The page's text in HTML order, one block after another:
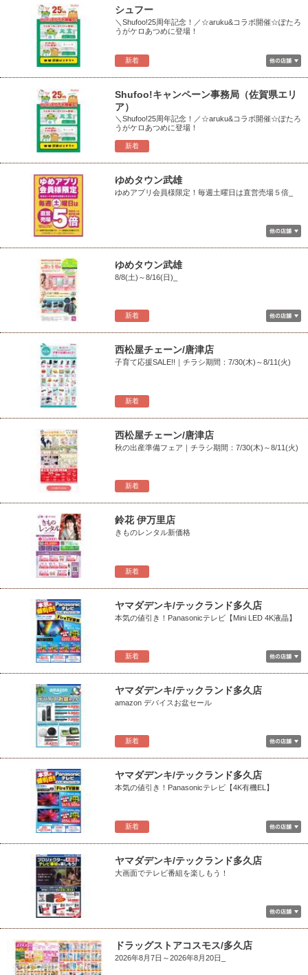
新着
シュフー
＼Shufoo!25周年記念！／☆aruku&コラボ開催☆ぽたろ
うがケロあつめに登場！
新着
Shufoo!キャンペーン事務局（佐賀県エリ
ア）
＼Shufoo!25周年記念！／☆aruku&コラボ開催☆ぽたろ
うがケロあつめに登場！
ゆめタウン武雄
ゆめアプリ会員様限定！毎週土曜日は直営売場５倍_
新着
ゆめタウン武雄
8/8(土)～8/16(日)_
新着
西松屋チェーン/唐津店
子育て応援SALE!!｜チラシ期間：7/30(木)～8/11(火)
新着
西松屋チェーン/唐津店
秋の出産準備フェア｜チラシ期間：7/30(木)～8/11(火)
新着
鈴花 伊万里店
きものレンタル新価格
新着
ヤマダデンキ/テックランド多久店
本気の値引き！Panasonicテレビ【Mini LED 4K液晶】
新着
ヤマダデンキ/テックランド多久店
amazon デバイスお盆セール
新着
ヤマダデンキ/テックランド多久店
本気の値引き！Panasonicテレビ【4K有機EL】
ヤマダデンキ/テックランド多久店
大画面でテレビ番組を楽しもう！
ドラッグストアコスモス/多久店
2026年8月7日～2026年8月20日_